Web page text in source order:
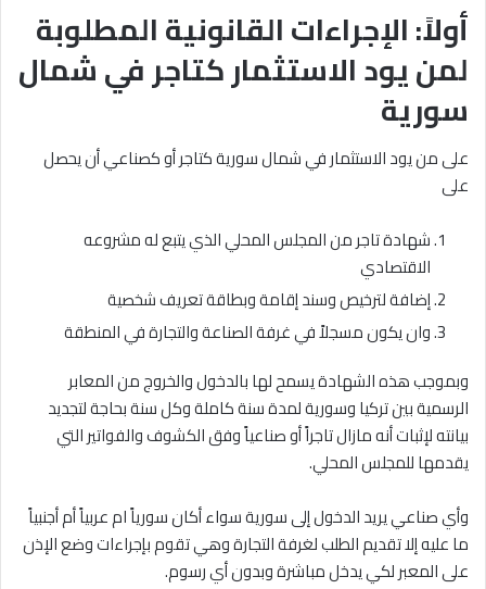
أولاً: الإجراءات القانونية المطلوبة
لمن يود الاستثمار كتاجر في شمال
سورية
على من يود الاستثمار في شمال سورية كتاجر أو كصناعي أن يحصل
على
شهادة تاجر من المجلس المحلي الذي يتبع له مشروعه
الاقتصادي
إضافة لترخيص وسند إقامة وبطاقة تعريف شخصية
وان يكون مسجلاً في غرفة الصناعة والتجارة في المنطقة
وبموجب هذه الشهادة يسمح لها بالدخول والخروج من المعابر
الرسمية بين تركيا وسورية لمدة سنة كاملة وكل سنة بحاجة لتجديد
بيانته لإثبات أنه مازال تاجراً أو صناعياً وفق الكشوف والفواتير التي
يقدمها للمجلس المحلي.
وأي صناعي يريد الدخول إلى سورية سواء أكان سورياً ام عربياً أم أجنبياً
ما عليه إلا تقديم الطلب لغرفة التجارة وهي تقوم بإجراءات وضع الإذن
على المعبر لكي يدخل مباشرة وبدون أي رسوم.